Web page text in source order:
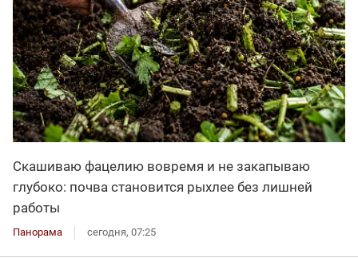
Скашиваю фацелию вовремя и не закапываю
глубоко: почва становится рыхлее без лишней
работы
Панорама сегодня, 07:25